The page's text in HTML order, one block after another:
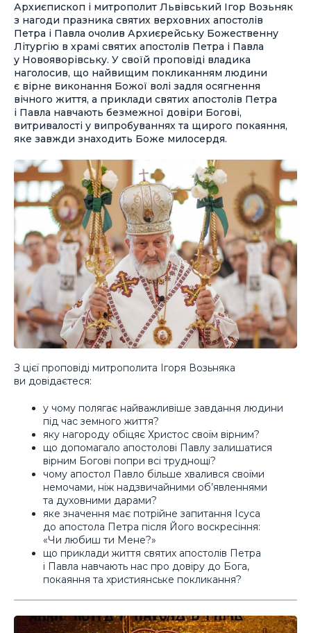
Архиєпископ і митрополит Львівський Ігор Возьняк
з нагоди празника святих верховних апостолів
Петра і Павла очолив Архиєрейську Божественну
Літургію в храмі святих апостолів Петра і Павла
у Новояворівську. У своїй проповіді владика
наголосив, що найвищим покликанням людини
є вірне виконання Божої волі задля осягнення
вічного життя, а приклади святих апостолів Петра
і Павла навчають безмежної довіри Богові,
витривалості у випробуваннях та щирого покаяння,
яке завжди знаходить Боже милосердя.
З цієї проповіді митрополита Ігоря Возьняка
ви довідаєтеся:
у чому полягає найважливіше завдання людини
під час земного життя?
яку нагороду обіцяє Христос своїм вірним?
що допомагало апостолові Павлу залишатися
вірним Богові попри всі труднощі?
чому апостол Павло більше хвалився своїми
немочами, ніж надзвичайними об’явленнями
та духовними дарами?
яке значення має потрійне запитання Ісуса
до апостола Петра після Його воскресіння:
«Чи любиш ти Мене?»
що приклади життя святих апостолів Петра
і Павла навчають нас про довіру до Бога,
покаяння та християнське покликання?